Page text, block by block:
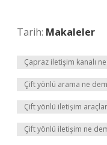
Tarih: Makaleler
Çapraz iletişim kanalı
Çift yönlü arama ne
Çift yönlü iletişim
Çift yönlü iletişim ne